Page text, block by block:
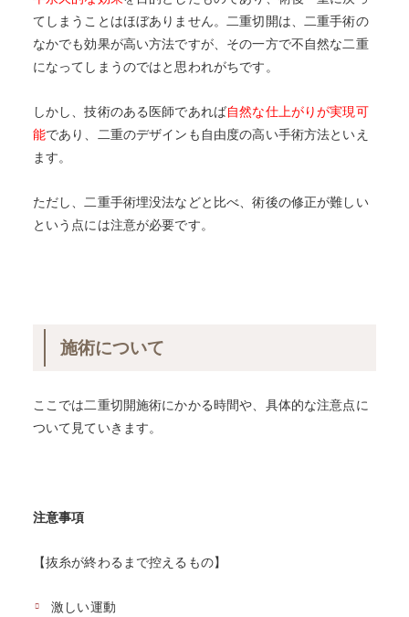
てしまうことはほぼありません。二重切開は、二重手術の
なかでも効果が高い方法ですが、その一方で不自然な二重
になってしまうのではと思われがちです。
しかし、技術のある医師であれば自然な仕上がりが実現可
能であり、二重のデザインも自由度の高い手術方法といえ
ます。
ただし、二重手術埋没法などと比べ、術後の修正が難しい
という点には注意が必要です。
施術について
ここでは二重切開施術にかかる時間や、具体的な注意点に
ついて見ていきます。
注意事項
【抜糸が終わるまで控えるもの】
激しい運動